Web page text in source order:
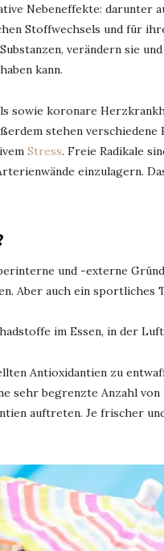
Nebeneffekte: darunter
Stoffwechsels und für
verändern sie
kann.
sowie koronare
stehen
Stress. Freie Radikale
einzulagern.
und -externe
Aber auch ein sportliches
im Essen, in der Luft
Antioxidantien zu
sehr begrenzte Anzahl
auftreten. Je frischer